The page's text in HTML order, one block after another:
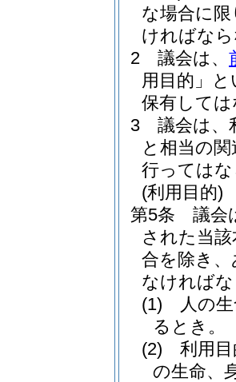
な場合に
ければな
2
議会は、
用目的」
保有して
3
議会は、
と相当の
行っては
(利用目的)
第5条
議会
された当
合を除き
なければ
(1)
人の
るとき。
(2)
利用
の生命、